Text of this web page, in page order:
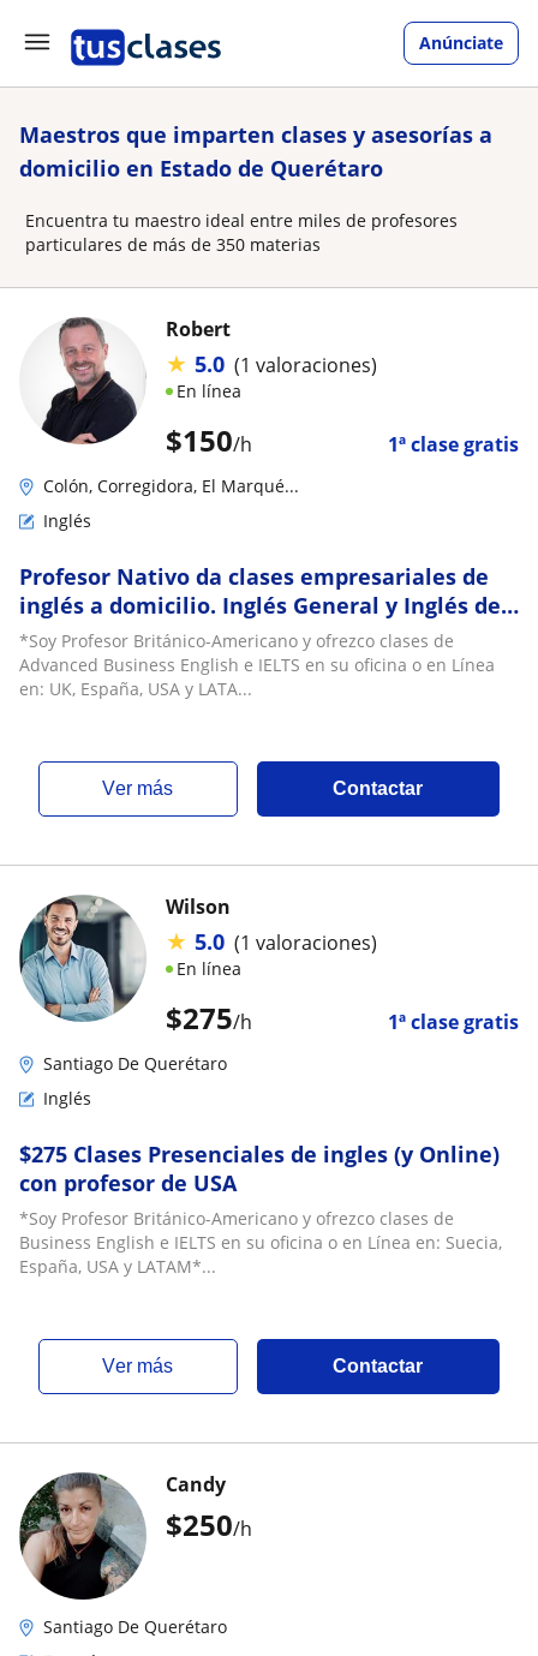
Anúnciate
Maestros que imparten clases y asesorías a
domicilio en Estado de Querétaro
Encuentra tu maestro ideal entre miles de profesores
particulares de más de 350 materias
$150/h 1ª clase gratis
Robert
★ 5.0 (1 valoraciones)
En línea
Colón, Corregidora, El Marqué...
Inglés
Profesor Nativo da clases empresariales de
inglés a domicilio. Inglés General y Inglés de
Negocios en Querétaro
*Soy Profesor Británico-Americano y ofrezco clases de
Advanced Business English e IELTS en su oficina o en Línea
en: UK, España, USA y LATA...
ver más Contactar
$275/h 1ª clase gratis
Wilson
★ 5.0 (1 valoraciones)
En línea
Santiago De Querétaro
Inglés
$275 Clases Presenciales de ingles (y Online)
con profesor de USA
*Soy Profesor Británico-Americano y ofrezco clases de
Business English e IELTS en su oficina o en Línea en: Suecia,
España, USA y LATAM*...
ver más Contactar
$250/h
Candy
Santiago De Querétaro